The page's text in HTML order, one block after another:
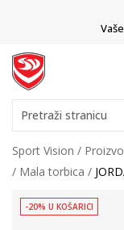
Pretraži stranicu
Sport Vision
Mala torbica
-20% U KOŠARICI